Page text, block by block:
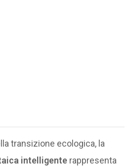
transizione ecologica, la
intelligente rappresenta